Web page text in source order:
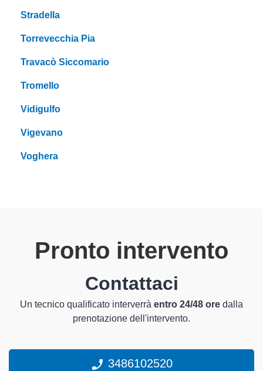
Stradella
Torrevecchia Pia
Travacò Siccomario
Tromello
Vidigulfo
Vigevano
Voghera
Pronto intervento
Contattaci
Un tecnico qualificato interverrà entro 24/48 ore dalla
prenotazione dell'intervento.
3486102520